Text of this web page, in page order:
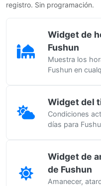
registro. Sin programación.
Widget de
Fushun
Muestra los
Fushun en
Widget del
Condiciones
días para
Widget de
de Fushun
Amanecer,